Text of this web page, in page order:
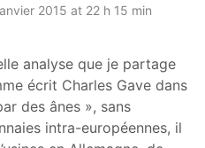
2015 at 22 h 15 min
analyse que je partage
écrit Charles Gave dans
des ânes », sans
intra-européennes, il